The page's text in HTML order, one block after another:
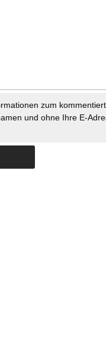
zum
und ohne Ihre E-